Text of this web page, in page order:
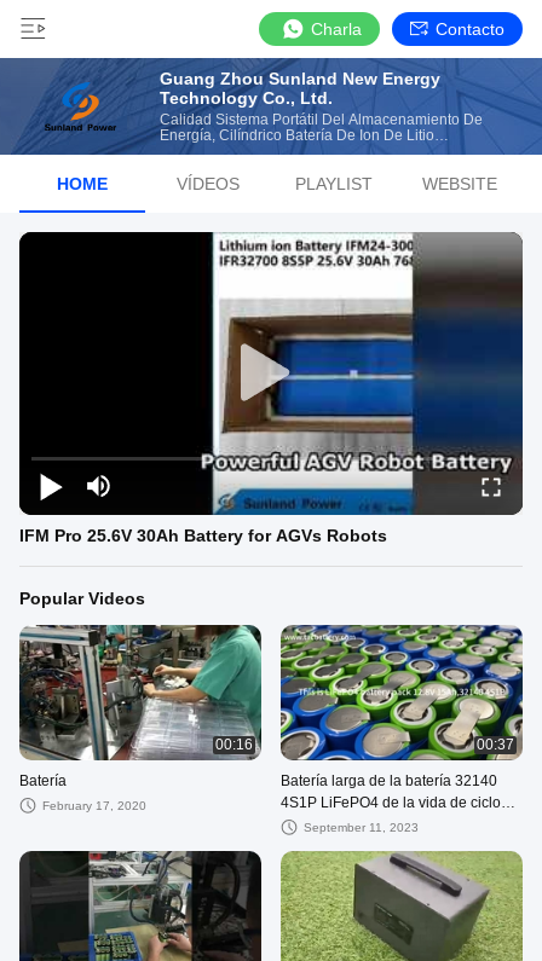
Charla Contacto
Guang Zhou Sunland New Energy
Technology Co., Ltd.
Calidad Sistema Portátil Del Almacenamiento De
Energía, Cilíndrico Batería De Ion De Litio
Manufacturer From China
HOME VÍDEOS PLAYLIST WEBSITE
IFM Pro 25.6V 30Ah Battery for AGVs Robots
Popular Videos
00:16
Batería
February 17, 2020
00:37
Batería larga de la batería 32140
4S1P LiFePO4 de la vida de ciclo
12V 15AH para el producto a
September 11, 2023